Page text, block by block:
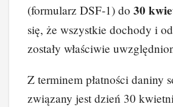
(formularz DSF-1) do 30
się, że wszystkie dochody i
zostały właściwie
Z terminem płatności daniny
związany jest dzień 30